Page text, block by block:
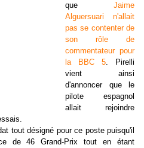
que Jaime
Alguersuari n'allait
pas se contenter de
son rôle de
commentateur pour
la BBC 5. Pirelli
vient ainsi
d'annoncer que le
pilote espagnol
allait rejoindre
tout désigné pour ce poste puisqu'il
de 46 Grand-Prix tout en étant